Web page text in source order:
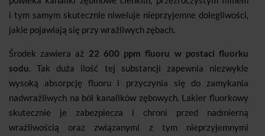
i tym samym skutecznie niweluje nieprzyjemne dolegliwości,
jakie pojawiają się przy wrażliwych zębach.
Środek zawiera aż 22 600 ppm fluoru w postaci fluorku
sodu. Tak duża ilość tej substancji zapewnia niezwykle
wysoką absorpcję fluoru i przyczynia się do zamykania
nadwrażliwych na ból kanalików zębowych. Lakier fluorkowy
skutecznie je zabezpiecza i chroni przed nadmierną
wrażliwością oraz związanymi z tym nieprzyjemnymi